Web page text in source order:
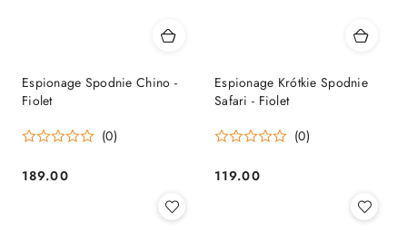
Espionage Spodnie Chino -
Fiolet
(0)
Cena:
189.00
Espionage Krótkie Spodnie
Safari - Fiolet
(0)
Cena:
119.00